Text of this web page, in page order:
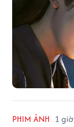
PHIM ẢNH 1